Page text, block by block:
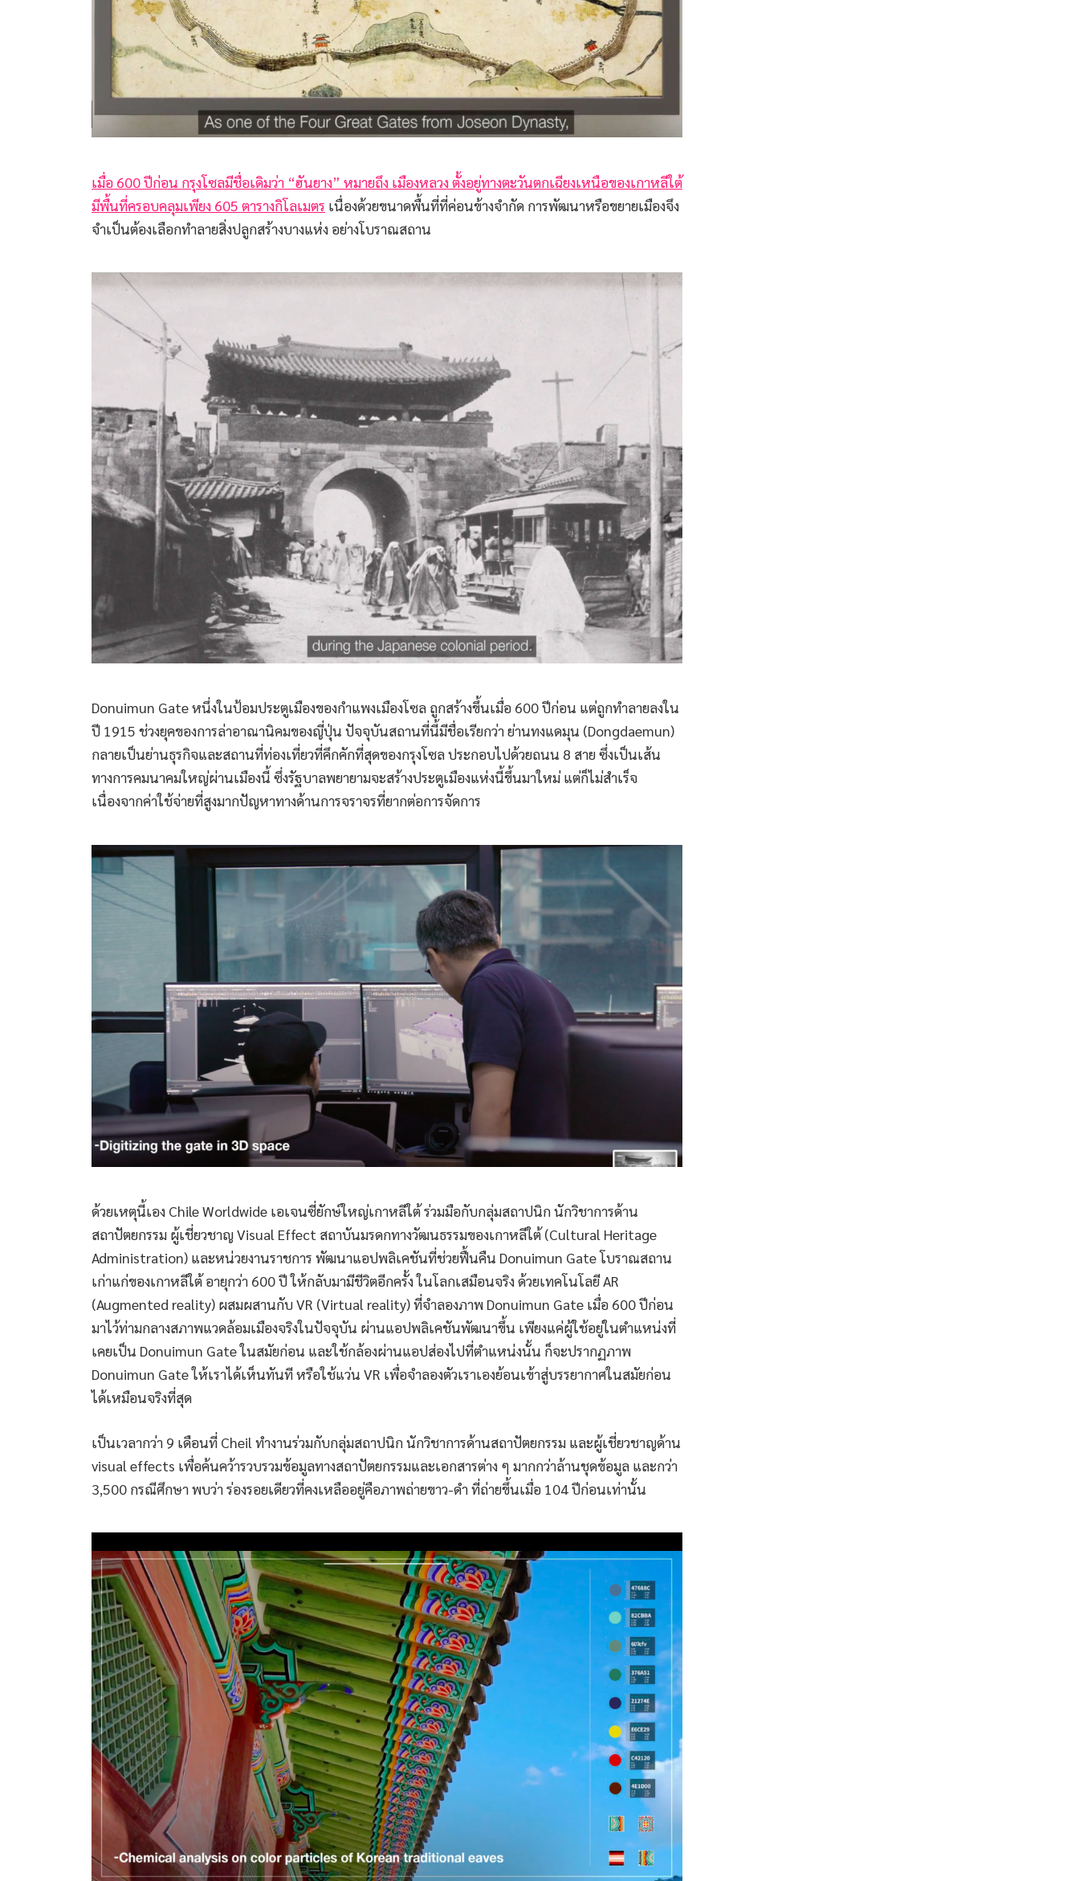
เมื่อ 600 ปีก่อน กรุงโซลมีชื่อเดิมว่า “ฮันยาง” หมายถึง เมืองหลวง ตั้งอยู่ทางตะวันตกเฉียงเหนือของเกาหลีใต้
มีพื้นที่ครอบคลุมเพียง 605 ตารางกิโลเมตร เนื่องด้วยขนาดพื้นที่ที่ค่อนข้างจำกัด การพัฒนาหรือขยายเมืองจึง
จำเป็นต้องเลือกทำลายสิ่งปลูกสร้างบางแห่ง อย่างโบราณสถาน
Donuimun Gate หนึ่งในป้อมประตูเมืองของกำแพงเมืองโซล ถูกสร้างขึ้นเมื่อ 600 ปีก่อน แต่ถูกทำลายลงใน
ปี 1915 ช่วงยุคของการล่าอาณานิคมของญี่ปุ่น ปัจจุบันสถานที่นี้มีชื่อเรียกว่า ย่านทงแดมุน (Dongdaemun)
กลายเป็นย่านธุรกิจและสถานที่ท่องเที่ยวที่คึกคักที่สุดของกรุงโซล ประกอบไปด้วยถนน 8 สาย ซึ่งเป็นเส้น
ทางการคมนาคมใหญ่ผ่านเมืองนี้ ซึ่งรัฐบาลพยายามจะสร้างประตูเมืองแห่งนี้ขึ้นมาใหม่ แต่ก็ไม่สำเร็จ
เนื่องจากค่าใช้จ่ายที่สูงมากปัญหาทางด้านการจราจรที่ยากต่อการจัดการ
ด้วยเหตุนี้เอง Chile Worldwide เอเจนซี่ยักษ์ใหญ่เกาหลีใต้ ร่วมมือกับกลุ่มสถาปนิก นักวิชาการด้าน
สถาปัตยกรรม ผู้เชี่ยวชาญ Visual Effect สถาบันมรดกทางวัฒนธรรมของเกาหลีใต้ (Cultural Heritage
Administration) และหน่วยงานราชการ พัฒนาแอปพลิเคชันที่ช่วยฟื้นคืน Donuimun Gate โบราณสถาน
เก่าแก่ของเกาหลีใต้ อายุกว่า 600 ปี ให้กลับมามีชีวิตอีกครั้ง ในโลกเสมือนจริง ด้วยเทคโนโลยี AR
(Augmented reality) ผสมผสานกับ VR (Virtual reality) ที่จำลองภาพ Donuimun Gate เมื่อ 600 ปีก่อน
มาไว้ท่ามกลางสภาพแวดล้อมเมืองจริงในปัจจุบัน ผ่านแอปพลิเคชันพัฒนาขึ้น เพียงแค่ผู้ใช้อยู่ในตำแหน่งที่
เคยเป็น Donuimun Gate ในสมัยก่อน และใช้กล้องผ่านแอปส่องไปที่ตำแหน่งนั้น ก็จะปรากฏภาพ
Donuimun Gate ให้เราได้เห็นทันที หรือใช้แว่น VR เพื่อจำลองตัวเราเองย้อนเข้าสู่บรรยากาศในสมัยก่อน
ได้เหมือนจริงที่สุด
เป็นเวลากว่า 9 เดือนที่ Cheil ทำงานร่วมกับกลุ่มสถาปนิก นักวิชาการด้านสถาปัตยกรรม และผู้เชี่ยวชาญด้าน
visual effects เพื่อค้นคว้ารวบรวมข้อมูลทางสถาปัตยกรรมและเอกสารต่าง ๆ มากกว่าล้านชุดข้อมูล และกว่า
3,500 กรณีศึกษา พบว่า ร่องรอยเดียวที่คงเหลืออยู่คือภาพถ่ายขาว-ดำ ที่ถ่ายขึ้นเมื่อ 104 ปีก่อนเท่านั้น